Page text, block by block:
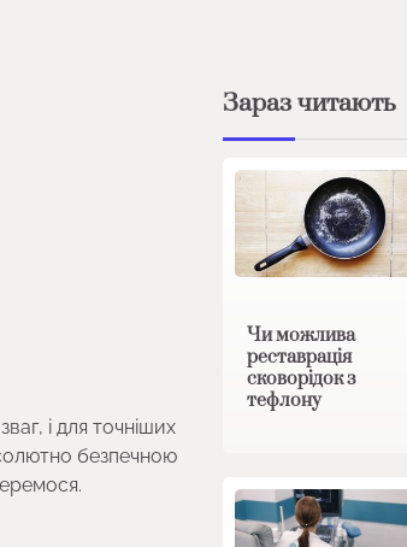
і для точніших
безпечною
Зараз читають
Чи можлива
реставрація
сковорідок з
тефлону